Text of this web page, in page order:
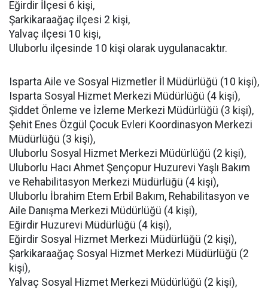
Eğirdir İlçesi 6 kişi,
Şarkikaraağaç ilçesi 2 kişi,
Yalvaç ilçesi 10 kişi,
Uluborlu ilçesinde 10 kişi olarak uygulanacaktır.
Isparta Aile ve Sosyal Hizmetler İl Müdürlüğü (10 kişi),
Isparta Sosyal Hizmet Merkezi Müdürlüğü (4 kişi),
Şiddet Önleme ve İzleme Merkezi Müdürlüğü (3 kişi),
Şehit Enes Özgül Çocuk Evleri Koordinasyon Merkezi
Müdürlüğü (3 kişi),
Uluborlu Sosyal Hizmet Merkezi Müdürlüğü (2 kişi),
Uluborlu Hacı Ahmet Şençopur Huzurevi Yaşlı Bakım
ve Rehabilitasyon Merkezi Müdürlüğü (4 kişi),
Uluborlu İbrahim Etem Erbil Bakım, Rehabilitasyon ve
Aile Danışma Merkezi Müdürlüğü (4 kişi),
Eğirdir Huzurevi Müdürlüğü (4 kişi),
Eğirdir Sosyal Hizmet Merkezi Müdürlüğü (2 kişi),
Şarkikaraağaç Sosyal Hizmet Merkezi Müdürlüğü (2
kişi),
Yalvaç Sosyal Hizmet Merkezi Müdürlüğü (2 kişi),